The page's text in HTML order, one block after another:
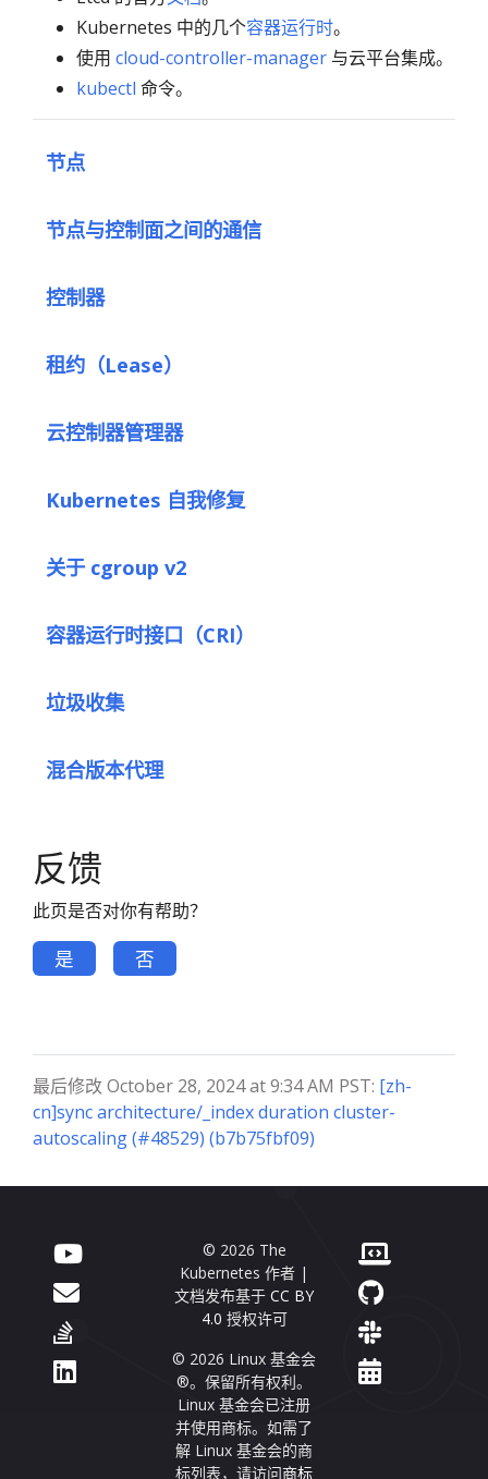
Kubernetes 中的几个容器运行时。
使用 cloud-controller-manager 与云平台集成。
kubectl 命令。
节点
节点与控制面之间的通信
控制器
租约（Lease）
云控制器管理器
Kubernetes 自我修复
关于 cgroup v2
容器运行时接口（CRI）
垃圾收集
混合版本代理
反馈
此页是否对你有帮助？
是 否
最后修改 October 28, 2024 at 9:34 AM PST: [zh-
cn]sync architecture/_index duration cluster-
autoscaling (#48529) (b7b75fbf09)
© 2026 The
Kubernetes 作者 |
文档发布基于 CC BY
4.0 授权许可
© 2026 Linux 基金会
®。保留所有权利。
Linux 基金会已注册
并使用商标。如需了
解 Linux 基金会的商
标列表，请访问商标